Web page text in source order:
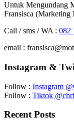
Untuk Mengundang
Fransisca (Marketing
Call / sms / WA : 082
email :
Instagram &
Follow : Instagram
Follow : Tiktok
Recent Posts